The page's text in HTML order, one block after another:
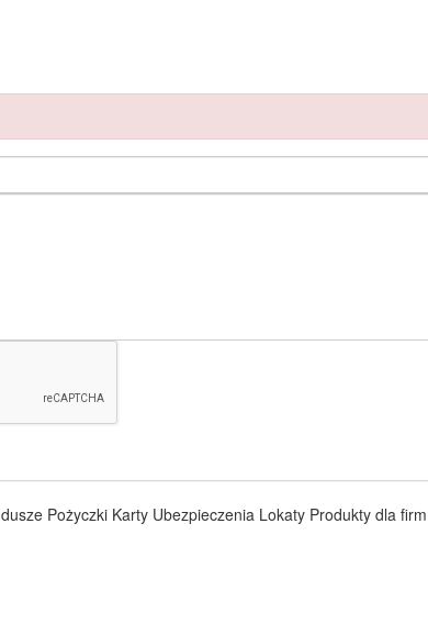
Pożyczki Karty Ubezpieczenia Lokaty Produkty dla firm